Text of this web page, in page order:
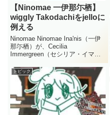
【Ninomae 一伊那尓栖】
wiggly Takodachiをjelloに
例える
Ninomae Ninomae Ina'nis（一伊
那尓栖）が、Cecilia
Immergreen（セシリア・イマー
グリーン）によってリギングされ
たwiggly Takodachiを"jello"に例
えました。配信中に「今すぐゼリ
ーが食べ...
トピック